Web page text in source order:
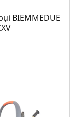
BIEMMEDUE